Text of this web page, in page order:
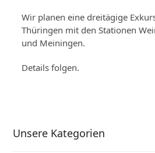
Wir planen eine dreitägige
Thüringen mit den Stationen
und Meiningen.
Details folgen.
Unsere Kategorien